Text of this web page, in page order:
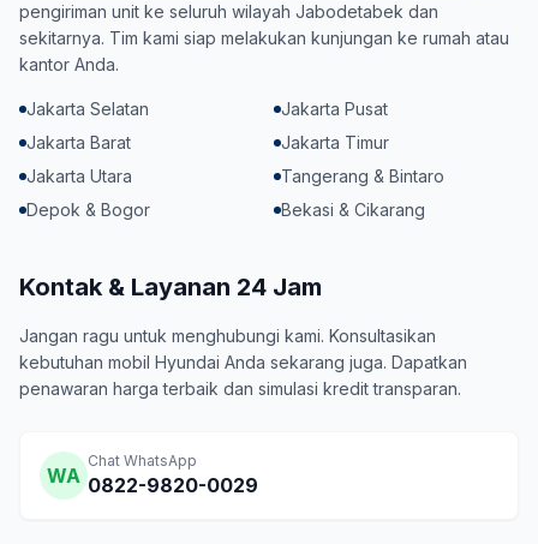
pengiriman unit ke seluruh wilayah Jabodetabek dan
sekitarnya. Tim kami siap melakukan kunjungan ke rumah atau
kantor Anda.
Jakarta Selatan
Jakarta Pusat
Jakarta Barat
Jakarta Timur
Jakarta Utara
Tangerang & Bintaro
Depok & Bogor
Bekasi & Cikarang
Kontak & Layanan 24 Jam
Jangan ragu untuk menghubungi kami. Konsultasikan
kebutuhan mobil Hyundai Anda sekarang juga. Dapatkan
penawaran harga terbaik dan simulasi kredit transparan.
WA
Chat WhatsApp
0822-9820-0029